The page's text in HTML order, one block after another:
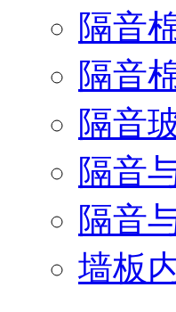
隔音
隔音
隔音
隔音
隔音
墙板